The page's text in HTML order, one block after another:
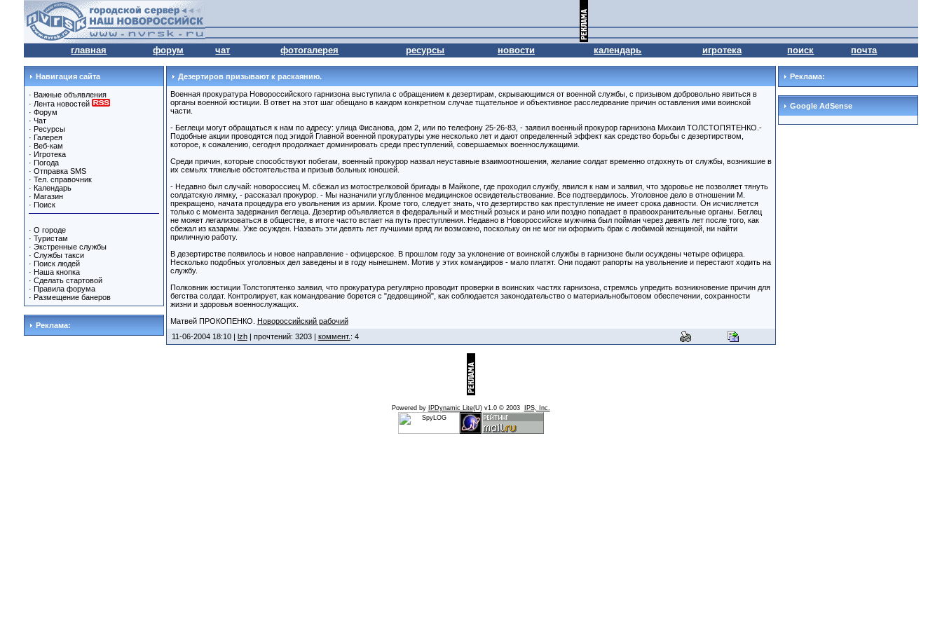
главная форум чат фотогалерея ресурсы новости календарь игротека поиск почта
Навигация сайта
· Важные объявления
· Лента новостей
· Форум
· Чат
· Ресурсы
· Галерея
· Веб-кам
· Игротека
· Погода
· Отправка SMS
· Тел. справочник
· Календарь
· Магазин
· Поиск
· О городе
· Туристам
· Экстренные службы
· Службы такси
· Поиск людей
· Наша кнопка
· Сделать стартовой
· Правила форума
· Размещение банеров
Реклама:
Дезертиров призывают к раскаянию.
Военная прокуратура Новороссийского гарнизона выступила с обращением к дезертирам, скрывающимся от военной службы, с призывом добровольно явиться в
органы военной юстиции. В ответ на этот шаг обещано в каждом конкретном случае тщательное и объективное расследование причин оставления ими воинской
части.
- Беглеци могут обращаться к нам по адресу: улица Фисанова, дом 2, или по телефону 25-26-83, - заявил военный прокурор гарнизона Михаил ТОЛСТОПЯТЕНКО.-
Подобные акции проводятся под эгидой Главной военной прокуратуры уже несколько лет и дают определенный эффект как средство борьбы с дезертирством,
которое, к сожалению, сегодня продолжает доминировать среди преступлений, совершаемых военнослужащими.
Среди причин, которые способствуют побегам, военный прокурор назвал неуставные взаимоотношения, желание солдат временно отдохнуть от службы, возникшие в
их семьях тяжелые обстоятельства и призыв больных юношей.
- Недавно был случай: новороссиец М. сбежал из мотострелковой бригады в Майкопе, где проходил службу, явился к нам и заявил, что здоровье не позволяет тянуть
солдатскую лямку, - рассказал прокурор. - Мы назначили углубленное медицинское освидетельствование. Все подтвердилось. Уголовное дело в отношении М.
прекращено, начата процедура его увольнения из армии. Кроме того, следует знать, что дезертирство как преступление не имеет срока давности. Он исчисляется
только с момента задержания беглеца. Дезертир объявляется в федеральный и местный розыск и рано или поздно попадает в правоохранительные органы. Беглец
не может легализоваться в обществе, в итоге часто встает на путь преступления. Недавно в Новороссийске мужчина был пойман через девять лет после того, как
сбежал из казармы. Уже осужден. Назвать эти девять лет лучшими вряд ли возможно, поскольку он не мог ни оформить брак с любимой женщиной, ни найти
приличную работу.
В дезертирстве появилось и новое направление - офицерское. В прошлом году за уклонение от воинской службы в гарнизоне были осуждены четыре офицера.
Несколько подобных уголовных дел заведены и в году нынешнем. Мотив у этих командиров - мало платят. Они подают рапорты на увольнение и перестают ходить на
службу.
Полковник юстиции Толстопятенко заявил, что прокуратура регулярно проводит проверки в воинских частях гарнизона, стремясь упредить возникновение причин для
бегства солдат. Контролирует, как командование борется с "дедовщиной", как соблюдается законодательство о материальнобытовом обеспечении, сохранности
жизни и здоровья военнослужащих.
Матвей ПРОКОПЕНКО. Новороссийский рабочий
11-06-2004 18:10 | lzh| прочтений: 3203 | коммент. : 4
Реклама:
Google AdSense
Powered by IPDynamic Lite(U) v1.0 © 2003 IPS, Inc.